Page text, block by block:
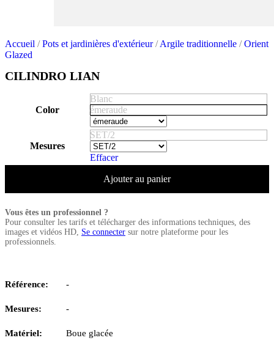
Accueil / Pots et jardinières d'extérieur/ Argile traditionnelle / Orient
Glazed
CILINDRO LIAN
Color
Blanc
émeraude
Mesures
SET/2
Effacer
Ajouter au panier
Vous êtes un professionnel ?
Pour consulter les tarifs et télécharger des informations techniques, des
images et vidéos HD, Se connecter sur notre plateforme pour les
professionnels.
Référence: -
Mesures: -
Matériel: Boue glacée